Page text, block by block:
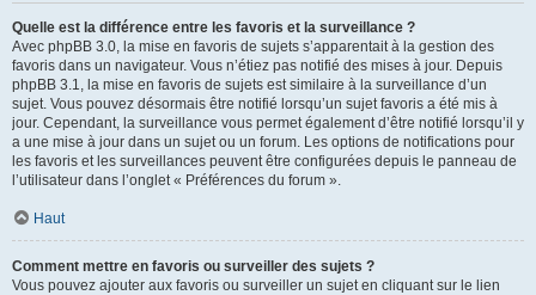
Quelle est la différence entre les favoris et la surveillance ?
Avec phpBB 3.0, la mise en favoris de sujets s’apparentait à la gestion des
favoris dans un navigateur. Vous n’étiez pas notifié des mises à jour. Depuis
phpBB 3.1, la mise en favoris de sujets est similaire à la surveillance d’un
sujet. Vous pouvez désormais être notifié lorsqu’un sujet favoris a été mis à
jour. Cependant, la surveillance vous permet également d’être notifié lorsqu’il y
a une mise à jour dans un sujet ou un forum. Les options de notifications pour
les favoris et les surveillances peuvent être configurées depuis le panneau de
l’utilisateur dans l’onglet « Préférences du forum ».
Haut
Comment mettre en favoris ou surveiller des sujets ?
Vous pouvez ajouter aux favoris ou surveiller un sujet en cliquant sur le lien